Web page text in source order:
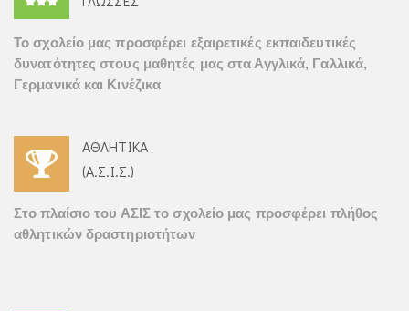
Το σχολείο μας προσφέρει εξαιρετικές εκπαιδευτικές
δυνατότητες στους μαθητές μας στα Αγγλικά, Γαλλικά,
Γερμανικά και Κινέζικα
ΑΘΛΗΤΙΚΑ
(Α.Σ.Ι.Σ.)
Στο πλαίσιο του ΑΣΙΣ το σχολείο μας προσφέρει πλήθος
αθλητικών δραστηριοτήτων